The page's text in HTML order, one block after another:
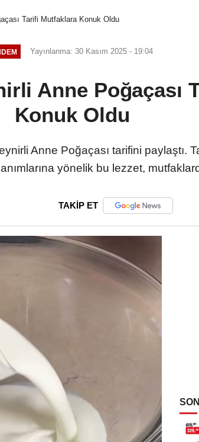
Tarifi Mutfaklara Konuk Oldu
Yayınlanma: 30 Kasım 2025 - 19:04
Anne Poğaçası
Konuk Oldu
Anne Poğaçası tarifini paylaştı.
yönelik bu lezzet,
TAKİP ET